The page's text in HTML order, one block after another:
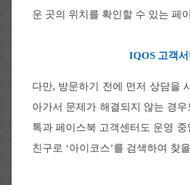
운 곳의 위치를 확인할 수 있는 페
IQOS 고객
다만, 방문하기 전에 먼저 상담을
아가서 문제가 해결되지 않는 경
톡과 페이스북 고객센터도 운영
친구로 ‘아이코스’를 검색하여 찾